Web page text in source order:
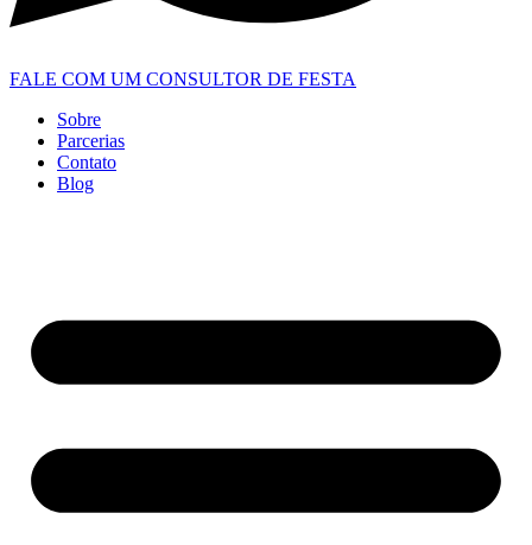
FALE COM UM CONSULTOR DE FESTA
Sobre
Parcerias
Contato
Blog